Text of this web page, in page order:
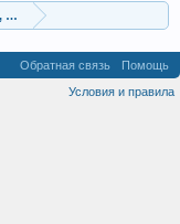
для произв
Обратная связь
Помощь
Условия и правила